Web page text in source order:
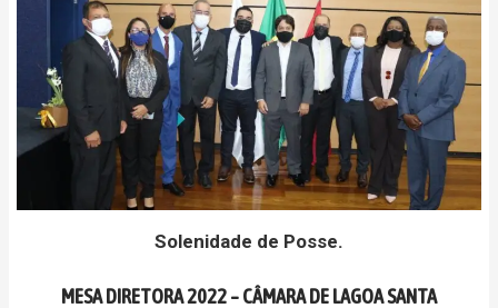
Solenidade de Posse.
MESA DIRETORA 2022 – CÂMARA DE LAGOA SANTA